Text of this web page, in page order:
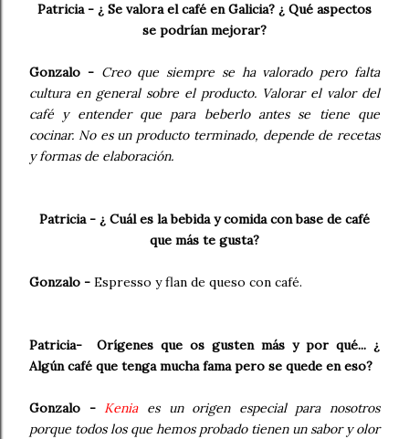
Patricia - ¿ Se valora el café en Galicia? ¿ Qué aspectos
se podrían mejorar?
Gonzalo - Creo que siempre se ha valorado pero falta
cultura en general sobre el producto. Valorar el valor del
café y entender que para beberlo antes se tiene que
cocinar. No es un producto terminado, depende de recetas
y formas de elaboración.
Patricia - ¿ Cuál es la bebida y comida con base de café
que más te gusta?
Gonzalo - Espresso y flan de queso con café.
Patricia- Orígenes que os gusten más y por qué... ¿
Algún café que tenga mucha fama pero se quede en eso?
Gonzalo - Keniaes un origen especial para nosotros
porque todos los que hemos probado tienen un sabor y olor